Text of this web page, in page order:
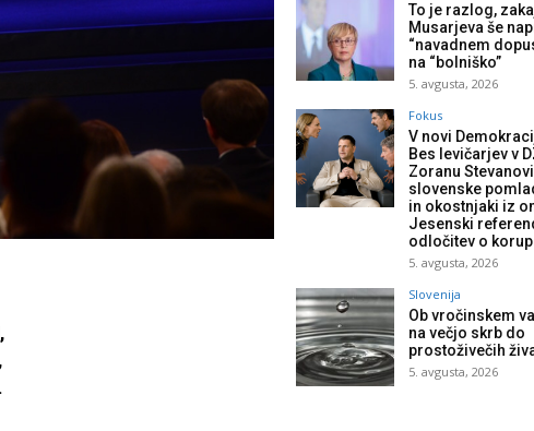
To je razlog,
Musarjeva še
“navadnem
na “bolniško”
5. avgusta, 2026
Fokus
V novi
Bes levičarjev v
Zoranu
slovenske
in okostnjaki iz
Jesenski
odločitev o
5. avgusta, 2026
Slovenija
Ob vročinskem
na večjo skrb do
prostoživečih
5. avgusta, 2026